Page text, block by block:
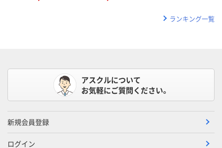
ランキング一覧
アスクルについて
お気軽にご質問ください。
新規会員登録
ログイン